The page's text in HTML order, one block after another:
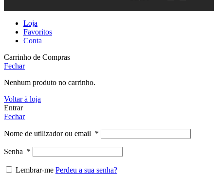
Loja
Favoritos
Conta
Carrinho de Compras
Fechar
Nenhum produto no carrinho.
Voltar à loja
Entrar
Fechar
Nome de utilizador ou email *
Senha *
Lembrar-me Perdeu a sua senha?